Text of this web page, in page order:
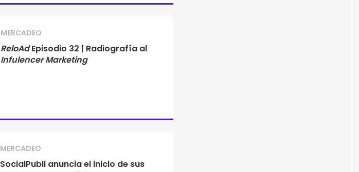
MERCADEO
ReloAdEpisodio 32 | Radiografía al
Infulencer Marketing
MERCADEO
SocialPubli anuncia el inicio de sus